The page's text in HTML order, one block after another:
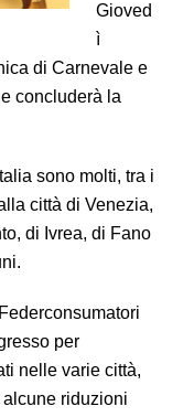
Gioved
ì
di Carnevale e
concluderà la
sono molti, tra i
città di Venezia,
di Ivrea, di Fano
per
nelle varie città,
riduzioni